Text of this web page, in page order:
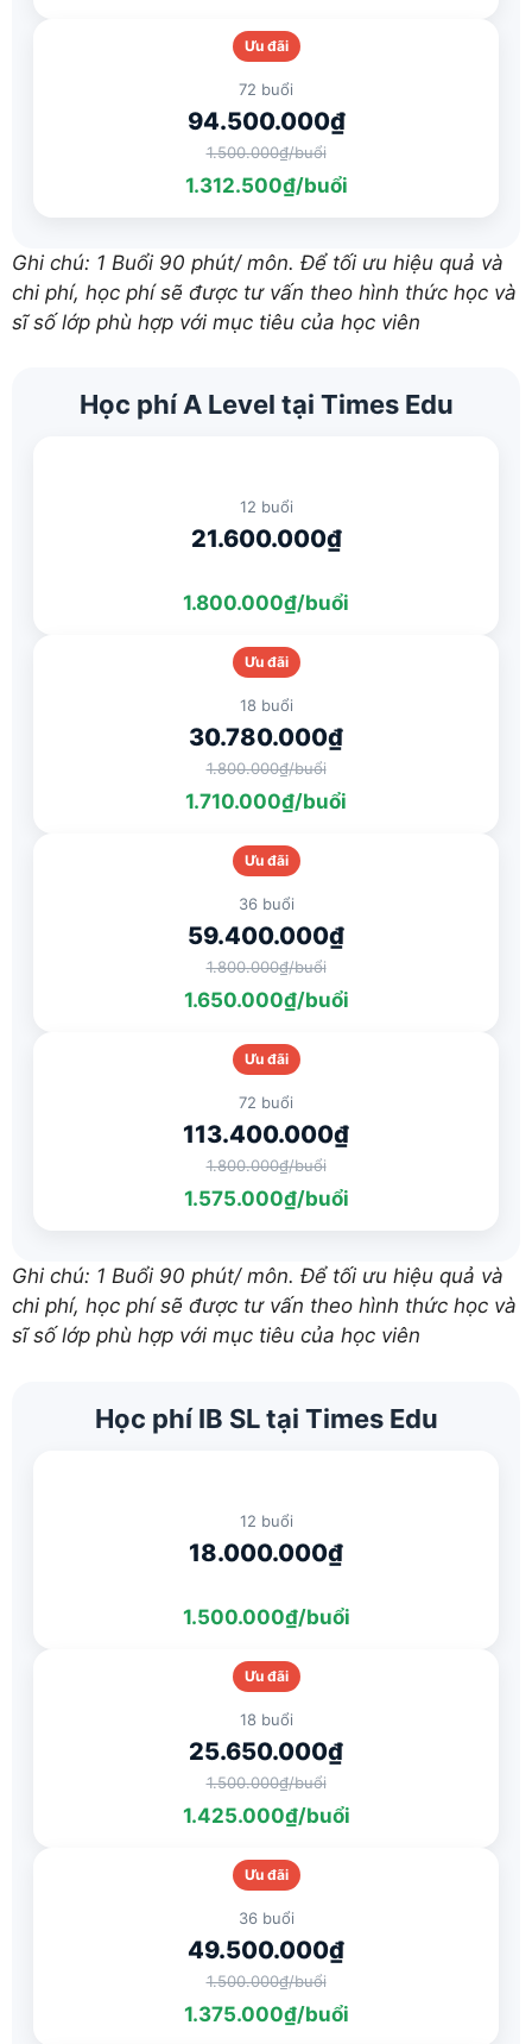
Ưu đãi
72 buổi
94.500.000₫
1.500.000₫/buổi
1.312.500₫/buổi
Ghi chú: 1 Buổi 90 phút/ môn. Để tối ưu hiệu quả và
chi phí, học phí sẽ được tư vấn theo hình thức học và
sĩ số lớp phù hợp với mục tiêu của học viên
Học phí A Level tại Times Edu
12 buổi
21.600.000₫
1.800.000₫/buổi
Ưu đãi
18 buổi
30.780.000₫
1.800.000₫/buổi
1.710.000₫/buổi
Ưu đãi
36 buổi
59.400.000₫
1.800.000₫/buổi
1.650.000₫/buổi
Ưu đãi
72 buổi
113.400.000₫
1.800.000₫/buổi
1.575.000₫/buổi
Ghi chú: 1 Buổi 90 phút/ môn. Để tối ưu hiệu quả và
chi phí, học phí sẽ được tư vấn theo hình thức học và
sĩ số lớp phù hợp với mục tiêu của học viên
Học phí IB SL tại Times Edu
12 buổi
18.000.000₫
1.500.000₫/buổi
Ưu đãi
18 buổi
25.650.000₫
1.500.000₫/buổi
1.425.000₫/buổi
Ưu đãi
36 buổi
49.500.000₫
1.500.000₫/buổi
1.375.000₫/buổi